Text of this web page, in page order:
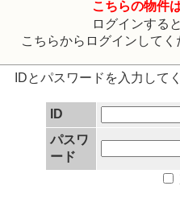
こちらの物件
ログインする
こちらからログインしてく
IDとパスワードを入力して
ID
パスワ
ード